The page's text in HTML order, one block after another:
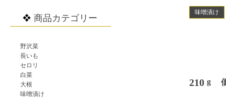
味噌漬け
210 g
商品カテゴリー
野沢菜
長いも
セロリ
白菜
大根
味噌漬け